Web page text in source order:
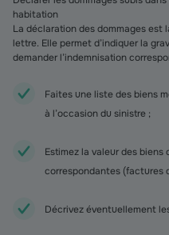
habitation
La déclaration des dommages est
lettre. Elle permet d’indiquer la
demander l’indemnisation
Faites une liste des biens
à l’occasion du sinistre ;
Estimez la valeur des
correspondantes (factures
Décrivez éventuellement